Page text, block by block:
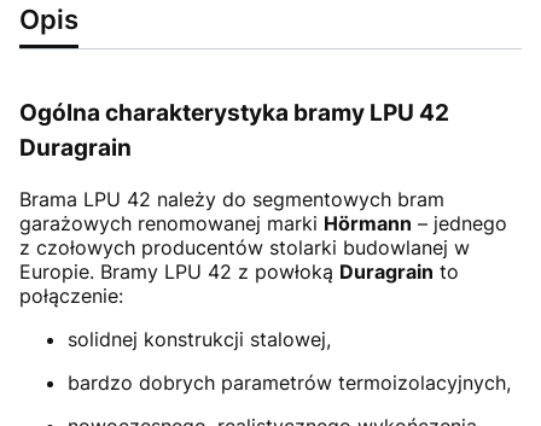
Opis
Ogólna charakterystyka bramy LPU 42
Duragrain
Brama LPU 42 należy do segmentowych bram
garażowych renomowanej marki Hörmann – jednego
z czołowych producentów stolarki budowlanej w
Europie. Bramy LPU 42 z powłoką Duragrain to
połączenie:
solidnej konstrukcji stalowej,
bardzo dobrych parametrów termoizolacyjnych,